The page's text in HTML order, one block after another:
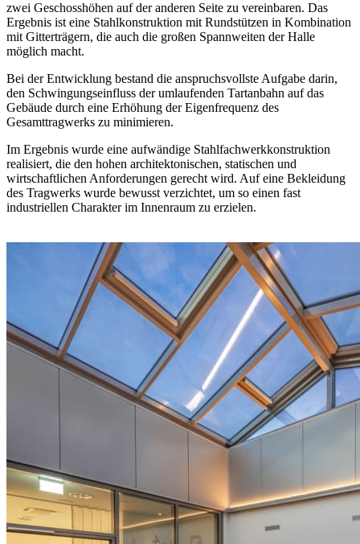
zwei Geschosshöhen auf der anderen Seite zu vereinbaren. Das
Ergebnis ist eine Stahlkonstruktion mit Rundstützen in Kombination
mit Gitterträgern, die auch die großen Spannweiten der Halle
möglich macht.
Bei der Entwicklung bestand die anspruchsvollste Aufgabe darin,
den Schwingungseinfluss der umlaufenden Tartanbahn auf das
Gebäude durch eine Erhöhung der Eigenfrequenz des
Gesamttragwerks zu minimieren.
Im Ergebnis wurde eine aufwändige Stahlfachwerkkonstruktion
realisiert, die den hohen architektonischen, statischen und
wirtschaftlichen Anforderungen gerecht wird. Auf eine Bekleidung
des Tragwerks wurde bewusst verzichtet, um so einen fast
industriellen Charakter im Innenraum zu erzielen.